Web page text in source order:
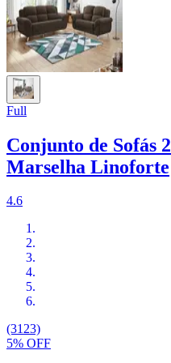
Full
Conjunto de Sofás
Marselha Linoforte
4.6
(3123)
5% OFF